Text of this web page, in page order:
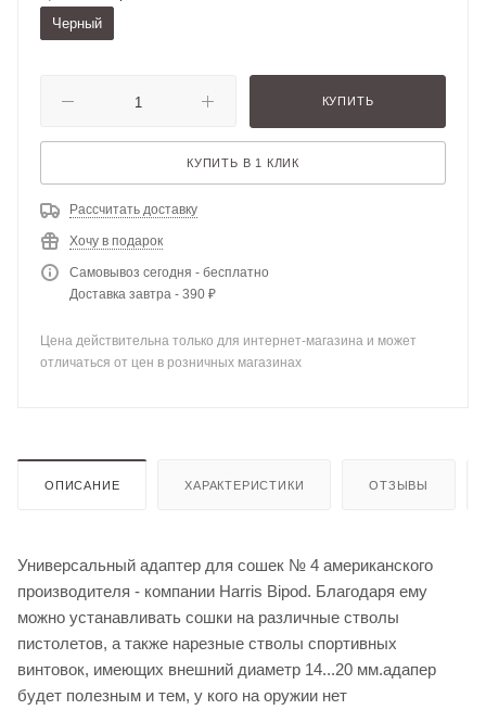
Черный
КУПИТЬ
КУПИТЬ В 1 КЛИК
Рассчитать доставку
Хочу в подарок
Самовывоз сегодня - бесплатно
Доставка завтра - 390 ₽
Цена действительна только для интернет-магазина и может
отличаться от цен в розничных магазинах
ОПИСАНИЕ ХАРАКТЕРИСТИКИ ОТЗЫВЫ
Универсальный адаптер для сошек № 4 американского
производителя - компании Harris Bipod. Благодаря ему
можно устанавливать сошки на различные стволы
пистолетов, а также нарезные стволы спортивных
винтовок, имеющих внешний диаметр 14...20 мм.адапер
будет полезным и тем, у кого на оружии нет